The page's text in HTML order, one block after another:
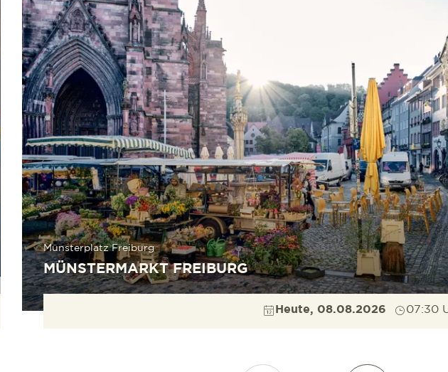
FWTM-Pasch
Münsterplatz Freiburg
MÜNSTERMARKT FREIBURG
Heute, 08.08.2026 07:30